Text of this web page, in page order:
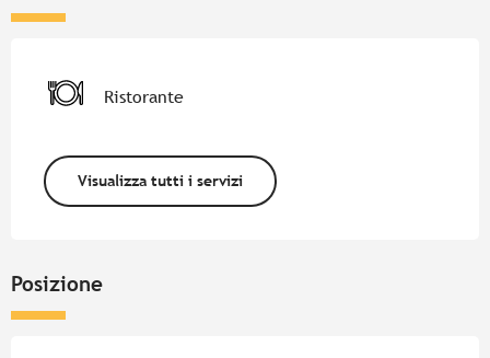
Ristorante
Visualizza tutti i servizi
Posizione